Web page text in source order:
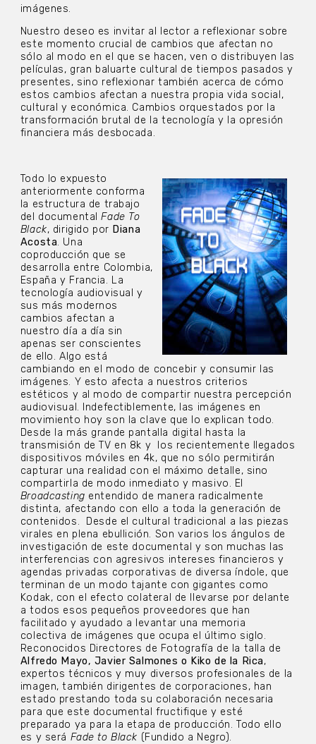
imágenes.
Nuestro deseo es invitar al lector a reflexionar sobre
este momento crucial de cambios que afectan no
sólo al modo en el que se hacen, ven o distribuyen las
películas, gran baluarte cultural de tiempos pasados y
presentes, sino reflexionar también acerca de cómo
estos cambios afectan a nuestra propia vida social,
cultural y económica. Cambios orquestados por la
transformación brutal de la tecnología y la opresión
financiera más desbocada.
Todo lo expuesto
anteriormente conforma
la estructura de trabajo
del documentalFade To
Black, dirigido por Diana
Acosta. Una
coproducción que se
desarrolla entre Colombia,
España y Francia. La
tecnología audiovisual y
sus más modernos
cambios afectan a
nuestro día a día sin
apenas ser conscientes
de ello. Algo está
cambiando en el modo de concebir y consumir las
imágenes. Y esto afecta a nuestros criterios
estéticos y al modo de compartir nuestra percepción
audiovisual. Indefectiblemente, las imágenes en
movimiento hoy son la clave que lo explican todo.
Desde la más grande pantalla digital hasta la
transmisión de TV en 8k y los recientemente llegados
dispositivos móviles en 4k, que no sólo permitirán
capturar una realidad con el máximo detalle, sino
compartirla de modo inmediato y masivo. El
Broadcasting entendido de manera radicalmente
distinta, afectando con ello a toda la generación de
contenidos. Desde el cultural tradicional a las piezas
virales en plena ebullición. Son varios los ángulos de
investigación de este documental y son muchas las
interferencias con agresivos intereses financieros y
agendas privadas corporativas de diversa índole, que
terminan de un modo tajante con gigantes como
Kodak, con el efecto colateral de llevarse por delante
a todos esos pequeños proveedores que han
facilitado y ayudado a levantar una memoria
colectiva de imágenes que ocupa el último siglo.
Reconocidos Directores de Fotografía de la talla de
Alfredo Mayo, Javier Salmones o Kiko de la Rica,
expertos técnicos y muy diversos profesionales de la
imagen, también dirigentes de corporaciones, han
estado prestando toda su colaboración necesaria
para que este documental fructifique y esté
preparado ya para la etapa de producción. Todo ello
es y será Fade to Black (Fundido a Negro).